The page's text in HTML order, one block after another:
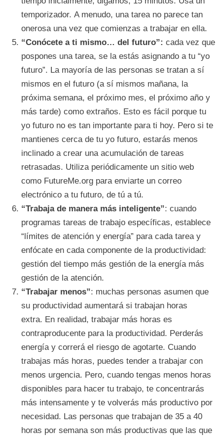
temporizador. A menudo, una tarea no parece tan
onerosa una vez que comienzas a trabajar en ella.
“Conócete a ti mismo… del futuro”: cada vez que
pospones una tarea, se la estás asignando a tu “yo
futuro”. La mayoría de las personas se tratan a sí
mismos en el futuro (a sí mismos mañana, la
próxima semana, el próximo mes, el próximo año y
más tarde) como extraños. Esto es fácil porque tu
yo futuro no es tan importante para ti hoy. Pero si te
mantienes cerca de tu yo futuro, estarás menos
inclinado a crear una acumulación de tareas
retrasadas. Utiliza periódicamente un sitio web
como FutureMe.org para enviarte un correo
electrónico a tu futuro, de tú a tú.
“Trabaja de manera más inteligente”: cuando
programas tareas de trabajo específicas, establece
“límites de atención y energía” para cada tarea y
enfócate en cada componente de la productividad:
gestión del tiempo más gestión de la energía más
gestión de la atención.
“Trabajar menos”: muchas personas asumen que
su productividad aumentará si trabajan horas
extra. En realidad, trabajar más horas es
contraproducente para la productividad. Perderás
energía y correrá el riesgo de agotarte. Cuando
trabajas más horas, puedes tender a trabajar con
menos urgencia. Pero, cuando tengas menos horas
disponibles para hacer tu trabajo, te concentrarás
más intensamente y te volverás más productivo por
necesidad. Las personas que trabajan de 35 a 40
horas por semana son más productivas que las que